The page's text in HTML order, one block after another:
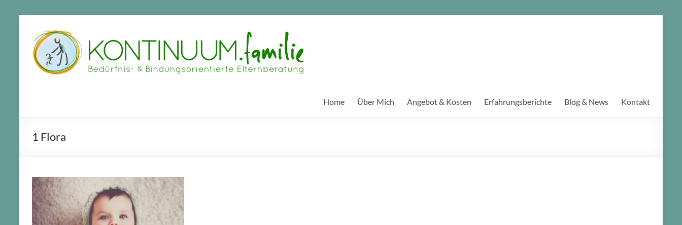
springen
Home Über Mich Angebot & Kosten Erfahrungsberichte Blog & News Kontakt
1 Flora